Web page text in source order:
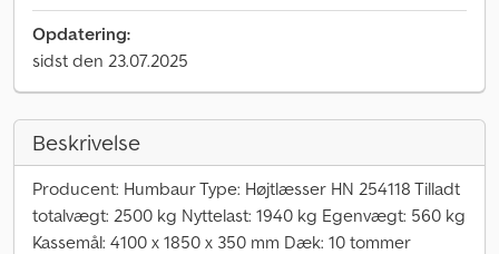
Opdatering:
sidst den 23.07.2025
Beskrivelse
Producent: Humbaur Type: Højtlæsser HN 254118 Tilladt
totalvægt: 2500 kg Nyttelast: 1940 kg Egenvægt: 560 kg
Kassemål: 4100 x 1850 x 350 mm Dæk: 10 tommer